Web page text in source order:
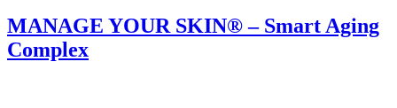
MANAGE YOUR SKIN® – Smart Aging
Complex